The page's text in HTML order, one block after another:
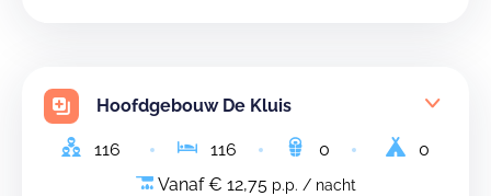
Hoofdgebouw De Kluis
116 116 0
0
Vanaf € 12,75 p.p. / nacht